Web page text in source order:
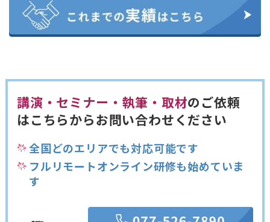
講演・セミナー・執筆・取材のご依頼
はこちらからお問い合わせください
全国どのエリアでも対応可能です
フルリモートオンライン研修も始めていま
す